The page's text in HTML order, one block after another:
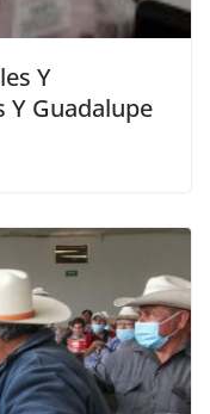
Y
Y Guadalupe